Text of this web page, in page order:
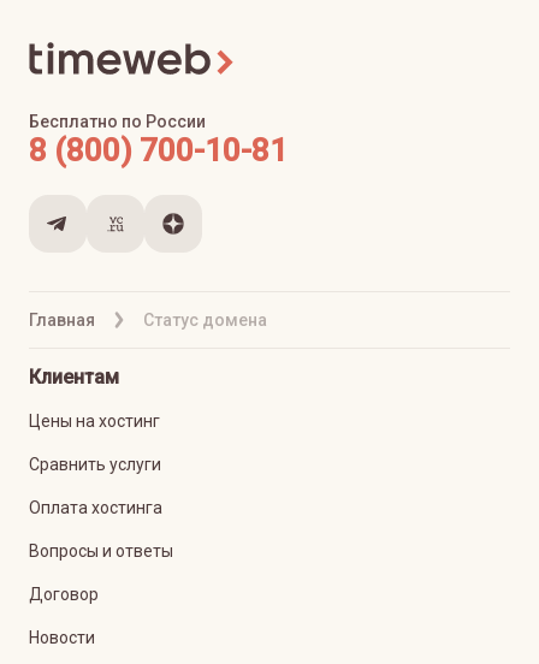
Главная Статус домена
Бесплатно по России
8 (800) 700-10-81
Клиентам
Цены на хостинг
Сравнить услуги
Оплата хостинга
Вопросы и ответы
Договор
Новости